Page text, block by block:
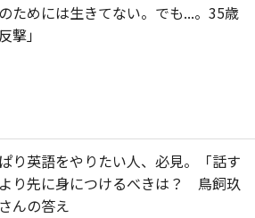
ためには生きてない。でも...。35歳
撃」
り英語をやりたい人、必見。「話す
り先に身につけるべきは？ 鳥飼玖
んの答え